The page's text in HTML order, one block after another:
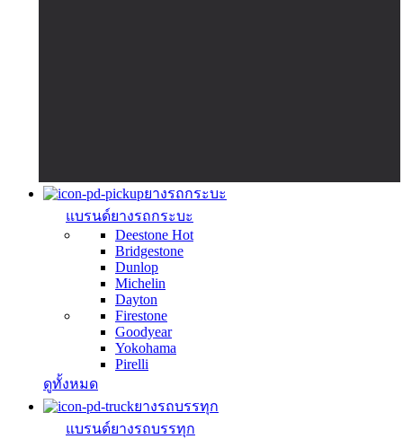
ยางรถกระบะ
แบรนด์ยางรถกระบะ
Deestone Hot
Bridgestone
Dunlop
Michelin
Dayton
Firestone
Goodyear
Yokohama
Pirelli
ดูทั้งหมด
ยางรถบรรทุก
แบรนด์ยางรถบรรทุก